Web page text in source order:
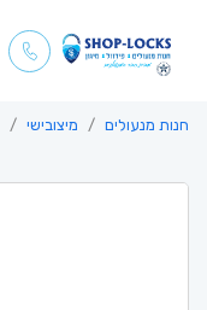
חנות מנעולים מיצובישי